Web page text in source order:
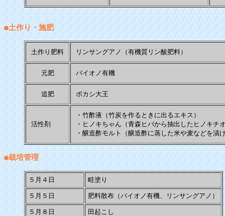
●土作り・施肥
土作り肥料 リンサングアノ（有機質リン酸肥料）
元肥 バイオノ有機
追肥 ボカシ大王
活性剤
・竹酢液（竹炭を作るときに出るエキス）
・ヒノキちゃん（青森ヒバから抽出したヒノキチ
・醸造酢モルト（醸造酢に蒸した米や麦などを漬
●栽培管理
５月４日 畦塗り
５月５日 肥料散布（バイオノ有機、リンサングアノ）
５月８日 田起こし